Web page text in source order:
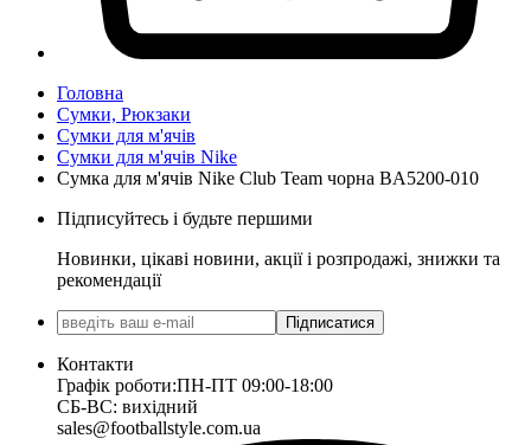
Головна
Сумки, Рюкзаки
Сумки для м'ячів
Сумки для м'ячів Nike
Сумка для м'ячів Nike Club Team чорна BA5200-010
Підписуйтесь і будьте першими
Новинки, цікаві новини, акції і розпродажі, знижки та
рекомендації
Підписатися
Контакти
Графік роботи:ПН-ПТ 09:00-18:00
СБ-ВС: вихідний
sales@footballstyle.com.ua